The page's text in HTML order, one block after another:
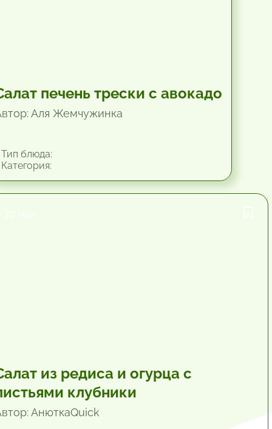
печень трески с авокадо
Аля Жемчужинка
блюда:
из редиса и огурца с
клубники
АнюткаQuiсk